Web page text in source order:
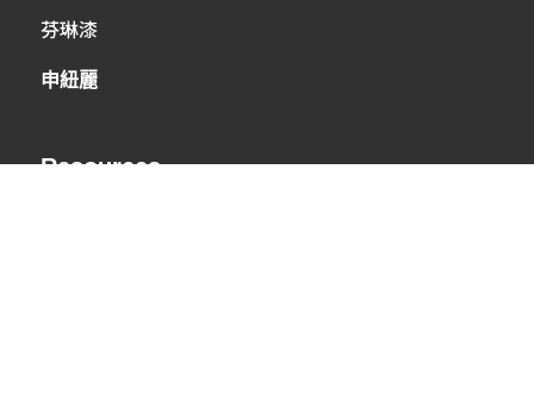
芬琳漆
申紐麗
Resources